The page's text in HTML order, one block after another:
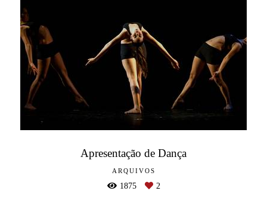
Apresentação de Dança
ARQUIVOS
1875 2